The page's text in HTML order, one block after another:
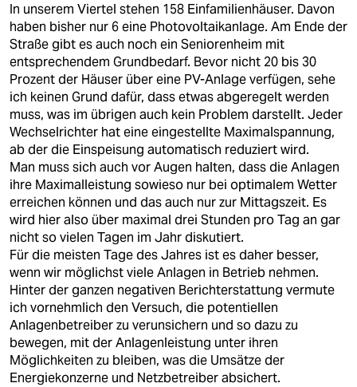
In unserem Viertel stehen 158 Einfamilienhäuser. Davon
haben bisher nur 6 eine Photovoltaikanlage. Am Ende der
Straße gibt es auch noch ein Seniorenheim mit
entsprechendem Grundbedarf. Bevor nicht 20 bis 30
Prozent der Häuser über eine PV-Anlage verfügen, sehe
ich keinen Grund dafür, dass etwas abgeregelt werden
muss, was im übrigen auch kein Problem darstellt. Jeder
Wechselrichter hat eine eingestellte Maximalspannung,
ab der die Einspeisung automatisch reduziert wird.
Man muss sich auch vor Augen halten, dass die Anlagen
ihre Maximalleistung sowieso nur bei optimalem Wetter
erreichen können und das auch nur zur Mittagszeit. Es
wird hier also über maximal drei Stunden pro Tag an gar
nicht so vielen Tagen im Jahr diskutiert.
Für die meisten Tage des Jahres ist es daher besser,
wenn wir möglichst viele Anlagen in Betrieb nehmen.
Hinter der ganzen negativen Berichterstattung vermute
ich vornehmlich den Versuch, die potentiellen
Anlagenbetreiber zu verunsichern und so dazu zu
bewegen, mit der Anlagenleistung unter ihren
Möglichkeiten zu bleiben, was die Umsätze der
Energiekonzerne und Netzbetreiber absichert.